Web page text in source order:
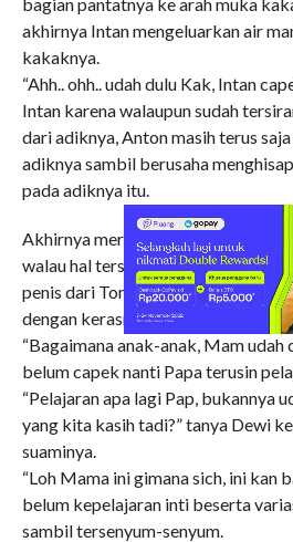
akhirnya Intan mengeluarkan air
kakaknya.
“Ahh.. ohh.. udah dulu Kak, Intan
Intan karena walaupun sudah
dari adiknya, Anton masih terus
adiknya sambil berusaha
pada adiknya itu.
Akhirnya merekapun semuanya
walau hal tersebut terasa
penis dari Tony dan anaknya masih
dengan kerasnya.
“Bagaimana anak-anak, Mam udah
belum capek nanti Papa terusin
“Pelajaran apa lagi Pap, bukannya
yang kita kasih tadi?” tanya Dewi
suaminya.
“Loh Mama ini gimana sich, ini kan
belum kepelajaran inti beserta
sambil tersenyum-senyum.